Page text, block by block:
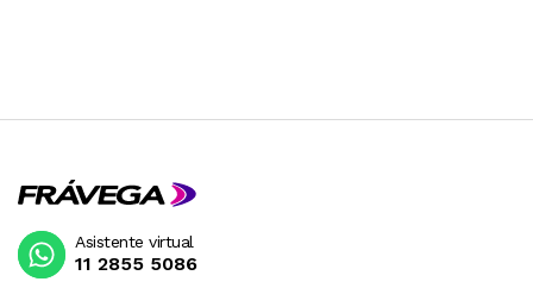
Asistente virtual
11 2855 5086